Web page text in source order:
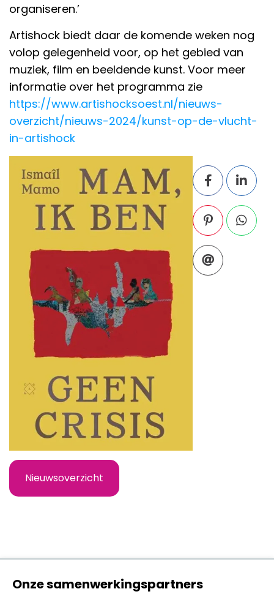
organiseren.’
Artishock biedt daar de komende weken nog
volop gelegenheid voor, op het gebied van
muziek, film en beeldende kunst. Voor meer
informatie over het programma zie
https://www.artishocksoest.nl/nieuws-
overzicht/nieuws-2024/kunst-op-de-vlucht-
in-artishock
Nieuwsoverzicht
Onze samenwerkingspartners